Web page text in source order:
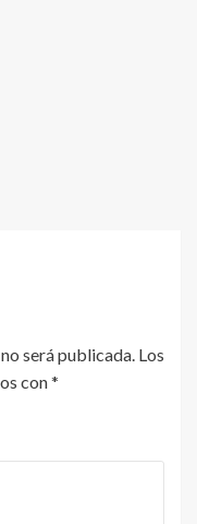
será publicada. Los
con*